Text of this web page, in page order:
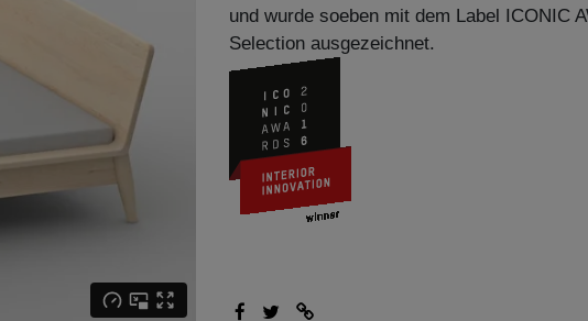
und wurde soeben mit dem Label ICONIC
Selection ausgezeichnet.